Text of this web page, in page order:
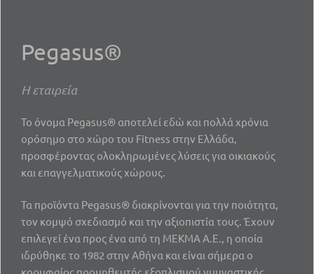
Pegasus®
Η εταιρεία
Το όνομα Pegasus® αποτελεί εδώ και πολλά χρόνια
ορόσημο στο χώρο του Fitness στην Ελλάδα,
προσφέροντας ολοκληρωμένες λύσεις για οικιακούς
και επαγγελματικούς χώρους.
Τα προϊόντα Pegasus® διακρίνονται για την ποιότητα,
τον κομψό σχεδιασμό και την αξιοπιστία τους. Έχουν
επιλεγεί ένα προς ένα από τη ΜΕΚΜΑ Α.Ε., η οποία
ιδρύθηκε το 1982 στην Αθήνα και είναι σήμερα o